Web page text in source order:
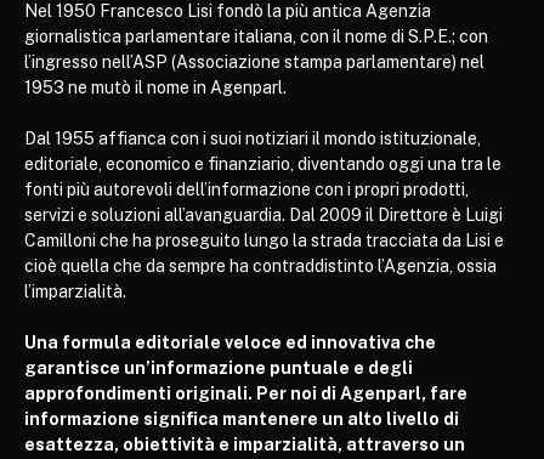
Nel 1950 Francesco Lisi fondò la più antica Agenzia
giornalistica parlamentare italiana, con il nome di S.P.E.; con
l’ingresso nell’ASP (Associazione stampa parlamentare) nel
1953 ne mutò il nome in Agenparl.
Dal 1955 affianca con i suoi notiziari il mondo istituzionale,
editoriale, economico e finanziario, diventando oggi una tra le
fonti più autorevoli dell’informazione con i propri prodotti,
servizi e soluzioni all’avanguardia. Dal 2009 il Direttore è Luigi
Camilloni che ha proseguito lungo la strada tracciata da Lisi e
cioè quella che da sempre ha contraddistinto l’Agenzia, ossia
l’imparzialità.
Una formula editoriale veloce ed innovativa che
garantisce un’informazione puntuale e degli
approfondimenti originali. Per noi di Agenparl, fare
informazione significa mantenere un alto livello di
esattezza, obiettività e imparzialità, attraverso un